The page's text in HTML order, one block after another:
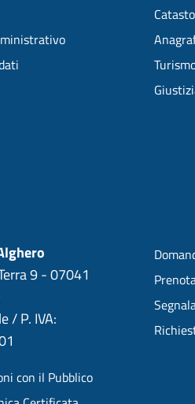
9 - 07041
/ P. IVA:
con il Pubblico